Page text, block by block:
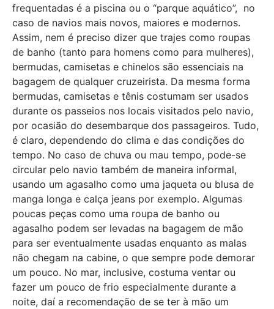
frequentadas é a piscina ou o “parque aquático”, no
caso de navios mais novos, maiores e modernos.
Assim, nem é preciso dizer que trajes como roupas
de banho (tanto para homens como para mulheres),
bermudas, camisetas e chinelos são essenciais na
bagagem de qualquer cruzeirista. Da mesma forma
bermudas, camisetas e tênis costumam ser usados
durante os passeios nos locais visitados pelo navio,
por ocasião do desembarque dos passageiros. Tudo,
é claro, dependendo do clima e das condições do
tempo. No caso de chuva ou mau tempo, pode-se
circular pelo navio também de maneira informal,
usando um agasalho como uma jaqueta ou blusa de
manga longa e calça jeans por exemplo. Algumas
poucas peças como uma roupa de banho ou
agasalho podem ser levadas na bagagem de mão
para ser eventualmente usadas enquanto as malas
não chegam na cabine, o que sempre pode demorar
um pouco. No mar, inclusive, costuma ventar ou
fazer um pouco de frio especialmente durante a
noite, daí a recomendação de se ter à mão um